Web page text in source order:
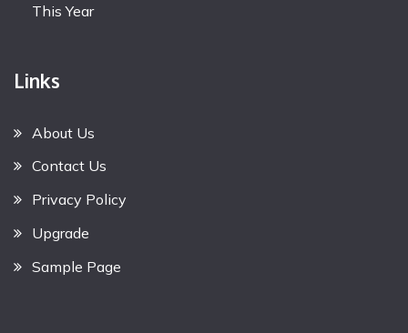
This Year
Links
About Us
Contact Us
Privacy Policy
Upgrade
Sample Page